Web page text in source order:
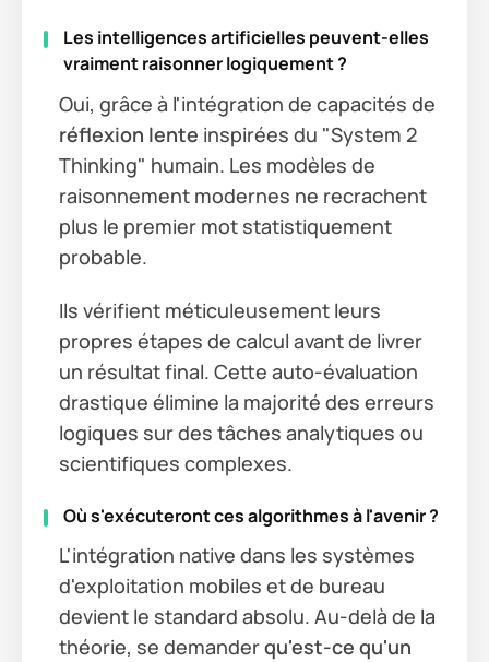
Les intelligences artificielles peuvent-elles
vraiment raisonner logiquement ?
Oui, grâce à l'intégration de capacités de
réflexion lente inspirées du "System 2
Thinking" humain. Les modèles de
raisonnement modernes ne recrachent
plus le premier mot statistiquement
probable.
Ils vérifient méticuleusement leurs
propres étapes de calcul avant de livrer
un résultat final. Cette auto-évaluation
drastique élimine la majorité des erreurs
logiques sur des tâches analytiques ou
scientifiques complexes.
Où s'exécuteront ces algorithmes à l'avenir ?
L'intégration native dans les systèmes
d'exploitation mobiles et de bureau
devient le standard absolu. Au-delà de la
théorie, se demanderqu'est-ce qu'un